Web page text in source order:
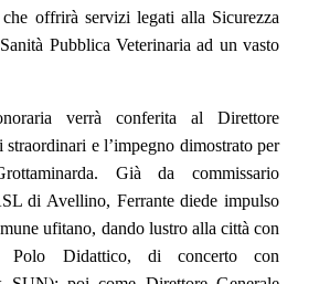
offrirà servizi legati alla Sicurezza
Pubblica Veterinaria ad un vasto
verrà conferita al Direttore
e l’impegno dimostrato per
Già da commissario
di Avellino, Ferrante diede impulso
ufitano, dando lustro alla città con
Polo Didattico, di concerto con